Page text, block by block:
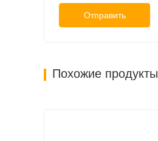
Отправить
Похожие продукты